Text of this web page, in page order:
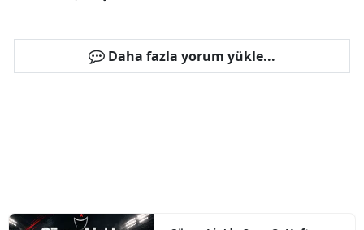
Daha fazla yorum yükle...